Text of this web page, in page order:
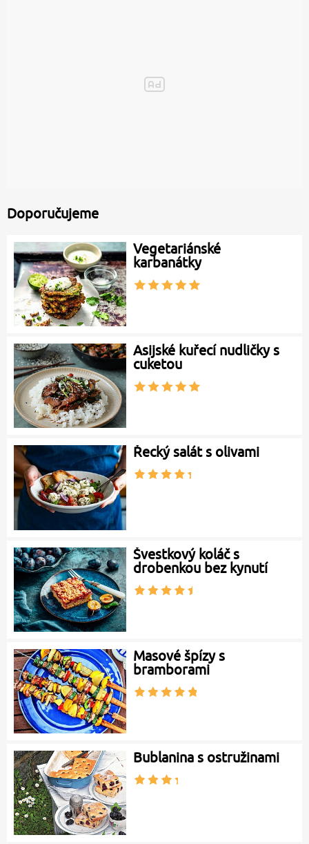
Doporučujeme
Vegetariánské
karbanátky
Asijské kuřecí nudličky s
cuketou
Řecký salát s olivami
Švestkový koláč s
drobenkou bez kynutí
Masové špízy s
bramborami
Bublanina s ostružinami